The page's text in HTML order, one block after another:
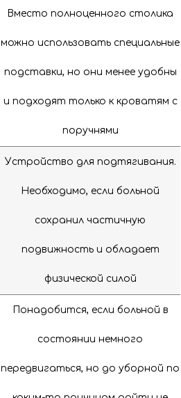
Вместо полноценного столика
можно использовать специальные
подставки, но они менее удобны
и подходят только к кроватям с
поручнями
Устройство для подтягивания.
Необходимо, если больной
сохранил частичную
подвижность и обладает
физической силой
Понадобится, если больной в
состоянии немного
передвигаться, но до уборной по